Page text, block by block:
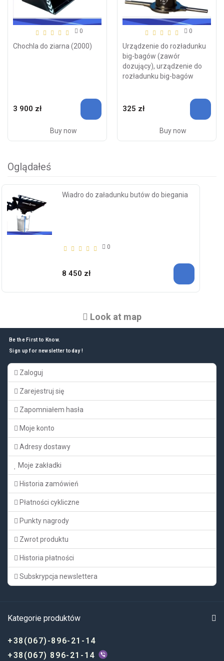
0
Chochla do ziarna (2000)
3 900 zł
Buy now
0
Urządzenie do rozładunku
big-bagów (zawór
dozujący), urządzenie do
rozładunku big-bagów
325 zł
Buy now
Oglądałeś
Wiadro do załadunku butów do biegania
0
8 450 zł
Look at map
Be the First to Know.
Sign up for newsletter today !
Zaloguj
Zarejestruj się
Zapomniałem hasła
Moje konto
Adresy dostawy
Moje zakładki
Historia zamówień
Płatności cykliczne
Punkty nagrody
Zwrot produktu
Historia płatności
Subskrypcja newslettera
Kategorie produktów
+38(067)-896-21-14
+38(067) 896-21-14